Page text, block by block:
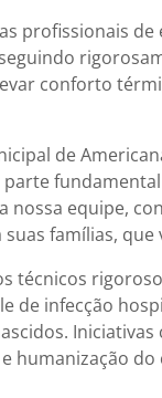
profissionais de
conforto
de
nossa equipe,
famílias,
técnicos
de infecção
humanização